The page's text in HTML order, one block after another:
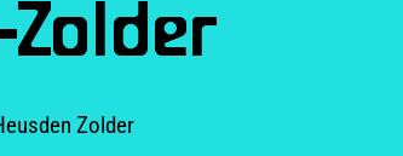
Zolder
Zolder